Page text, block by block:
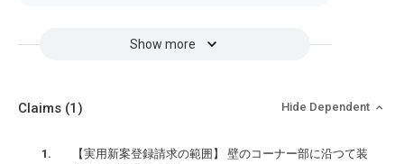
Show more
Claims (1) Hide Dependent
【実用新案登録請求の範囲】 壁のコーナー部に沿つて装